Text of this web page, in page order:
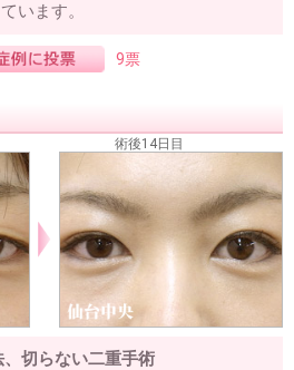
います。
9票
術後14日目
切らない二重手術